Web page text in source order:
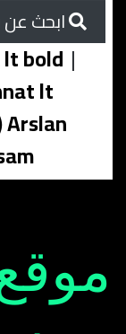
bold |
lt
Arslan